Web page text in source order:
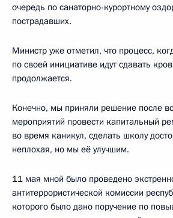
очередь по санаторно-курортному
пострадавших.
Министр уже отметил, что процесс,
по своей инициативе идут сдавать
продолжается.
Конечно, мы приняли решение после
мероприятий провести капитальный
во время каникул, сделать школу
неплохая, но мы её улучшим.
11 мая мной было проведено
антитеррористической комиссии
которого было дано поручение по